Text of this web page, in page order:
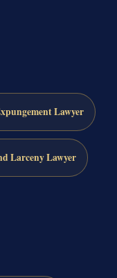
Lawyer
Larceny Lawyer